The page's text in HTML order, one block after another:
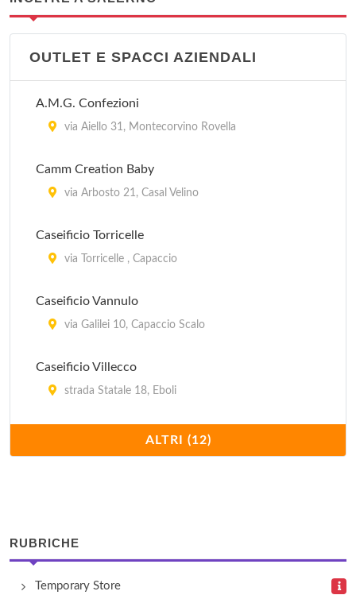
OUTLET E SPACCI AZIENDALI
A.M.G. Confezioni
via Aiello 31, Montecorvino Rovella
Camm Creation Baby
via Arbosto 21, Casal Velino
Caseificio Torricelle
via Torricelle , Capaccio
Caseificio Vannulo
via Galilei 10, Capaccio Scalo
Caseificio Villecco
strada Statale 18, Eboli
Ceramiche Massimino
Via De Marinis 20, Vietri sul Mare
Discount Cavaliere
via Santissimi Martiri Salernitani 42/46, Salerno
ALTRI (12)
RUBRICHE
Temporary Store